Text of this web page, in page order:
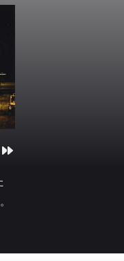
と
・
・
平
・